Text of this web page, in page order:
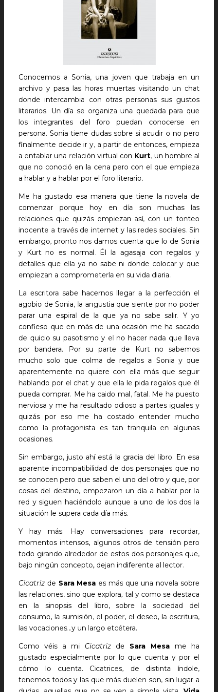
Conocemos a Sonia, una joven que trabaja en un
archivo y pasa las horas muertas visitando un chat
donde intercambia con otras personas sus gustos
literarios. Un día se organiza una quedada para que
los integrantes del foro puedan conocerse en
persona. Sonia tiene dudas sobre si acudir o no pero
finalmente decide ir y, a partir de entonces, empieza
a entablar una relación virtual con Kurt, un hombre al
que no conoció en la cena pero con el que empieza
a hablar y a hablar por el foro literario.
Me ha gustado esa manera que tiene la novela de
comenzar porque hoy en día son muchas las
relaciones que quizás empiezan así, con un tonteo
inocente a través de internet y las redes sociales. Sin
embargo, pronto nos damos cuenta que lo de Sonia
y Kurt no es normal. Él la agasaja con regalos y
detalles que ella ya no sabe ni donde colocar y que
empiezan a comprometerla en su vida diaria.
La escritora sabe hacernos llegar a la perfección el
agobio de Sonia, la angustia que siente por no poder
parar una espiral de la que ya no sabe salir. Y yo
confieso que en más de una ocasión me ha sacado
de quicio su pasotismo y el no hacer nada que lleva
por bandera. Por su parte de Kurt no sabemos
mucho solo que colma de regalos a Sonia y que
aparentemente no quiere con ella más que seguir
hablando por el chat y que ella le pida regalos que él
pueda comprar. Me ha caido mal, fatal. Me ha puesto
nerviosa y me ha resultado odioso a partes iguales y
quizás por eso me ha costado entender mucho
como la protagonista es tan tranquila en algunas
ocasiones.
Sin embargo, justo ahí está la gracia del libro. En esa
aparente incompatibilidad de dos personajes que no
se conocen pero que saben el uno del otro y que, por
cosas del destino, empezaron un día a hablar por la
red y siguen haciéndolo aunque a uno de los dos la
situación le supera cada día más.
Y hay más. Hay conversaciones para recordar,
momentos intensos, algunos otros de tensión pero
todo girando alrededor de estos dos personajes que,
bajo ningún concepto, dejan indiferente al lector.
Cicatrizde Sara Mesa es más que una novela sobre
las relaciones, sino que explora, tal y como se destaca
en la sinopsis del libro, sobre la sociedad del
consumo, la sumisión, el poder, el deseo, la escritura,
las vocaciones…y un largo etcétera.
Como véis a mi Cicatrizde Sara Mesa me ha
gustado especialmente por lo que cuenta y por el
cómo lo cuenta. Cicatrices, de distinta índole,
tenemos todos y las que más duelen son, sin lugar a